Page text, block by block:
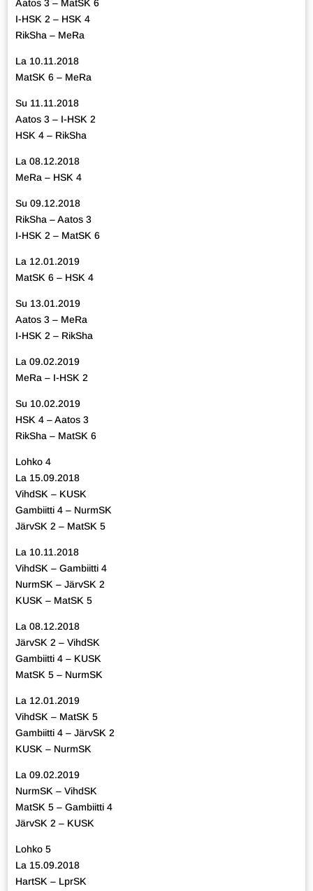
Aatos 3 – MatSK 6
I-HSK 2 – HSK 4
RikSha – MeRa
La 10.11.2018
MatSK 6 – MeRa
Su 11.11.2018
Aatos 3 – I-HSK 2
HSK 4 – RikSha
La 08.12.2018
MeRa – HSK 4
Su 09.12.2018
RikSha – Aatos 3
I-HSK 2 – MatSK 6
La 12.01.2019
MatSK 6 – HSK 4
Su 13.01.2019
Aatos 3 – MeRa
I-HSK 2 – RikSha
La 09.02.2019
MeRa – I-HSK 2
Su 10.02.2019
HSK 4 – Aatos 3
RikSha – MatSK 6
Lohko 4
La 15.09.2018
VihdSK – KUSK
Gambiitti 4 – NurmSK
JärvSK 2 – MatSK 5
La 10.11.2018
VihdSK – Gambiitti 4
NurmSK – JärvSK 2
KUSK – MatSK 5
La 08.12.2018
JärvSK 2 – VihdSK
Gambiitti 4 – KUSK
MatSK 5 – NurmSK
La 12.01.2019
VihdSK – MatSK 5
Gambiitti 4 – JärvSK 2
KUSK – NurmSK
La 09.02.2019
NurmSK – VihdSK
MatSK 5 – Gambiitti 4
JärvSK 2 – KUSK
Lohko 5
La 15.09.2018
HartSK – LprSK